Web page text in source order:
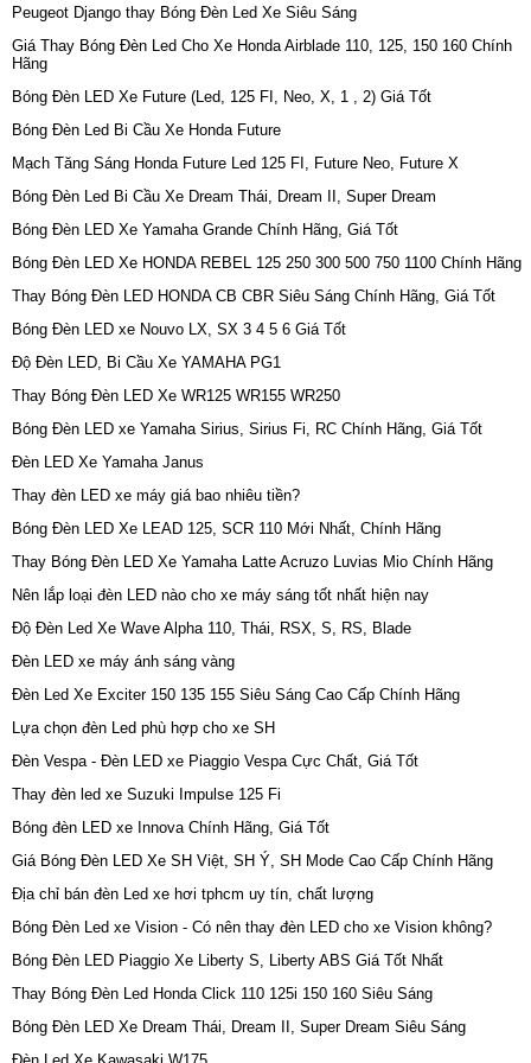
Peugeot Django thay Bóng Đèn Led Xe Siêu Sáng
Giá Thay Bóng Đèn Led Cho Xe Honda Airblade 110, 125, 150 160 Chính
Hãng
Bóng Đèn LED Xe Future (Led, 125 FI, Neo, X, 1 , 2) Giá Tốt
Bóng Đèn Led Bi Cầu Xe Honda Future
Mạch Tăng Sáng Honda Future Led 125 FI, Future Neo, Future X
Bóng Đèn Led Bi Cầu Xe Dream Thái, Dream II, Super Dream
Bóng Đèn LED Xe Yamaha Grande Chính Hãng, Giá Tốt
Bóng Đèn LED Xe HONDA REBEL 125 250 300 500 750 1100 Chính Hãng
Thay Bóng Đèn LED HONDA CB CBR Siêu Sáng Chính Hãng, Giá Tốt
Bóng Đèn LED xe Nouvo LX, SX 3 4 5 6 Giá Tốt
Độ Đèn LED, Bi Cầu Xe YAMAHA PG1
Thay Bóng Đèn LED Xe WR125 WR155 WR250
Bóng Đèn LED xe Yamaha Sirius, Sirius Fi, RC Chính Hãng, Giá Tốt
Đèn LED Xe Yamaha Janus
Thay đèn LED xe máy giá bao nhiêu tiền?
Bóng Đèn LED Xe LEAD 125, SCR 110 Mới Nhất, Chính Hãng
Thay Bóng Đèn LED Xe Yamaha Latte Acruzo Luvias Mio Chính Hãng
Nên lắp loại đèn LED nào cho xe máy sáng tốt nhất hiện nay
Độ Đèn Led Xe Wave Alpha 110, Thái, RSX, S, RS, Blade
Đèn LED xe máy ánh sáng vàng
Đèn Led Xe Exciter 150 135 155 Siêu Sáng Cao Cấp Chính Hãng
Lựa chọn đèn Led phù hợp cho xe SH
Đèn Vespa - Đèn LED xe Piaggio Vespa Cực Chất, Giá Tốt
Thay đèn led xe Suzuki Impulse 125 Fi
Bóng đèn LED xe Innova Chính Hãng, Giá Tốt
Giá Bóng Đèn LED Xe SH Việt, SH Ý, SH Mode Cao Cấp Chính Hãng
Địa chỉ bán đèn Led xe hơi tphcm uy tín, chất lượng
Bóng Đèn Led xe Vision - Có nên thay đèn LED cho xe Vision không?
Bóng Đèn LED Piaggio Xe Liberty S, Liberty ABS Giá Tốt Nhất
Thay Bóng Đèn Led Honda Click 110 125i 150 160 Siêu Sáng
Bóng Đèn LED Xe Dream Thái, Dream II, Super Dream Siêu Sáng